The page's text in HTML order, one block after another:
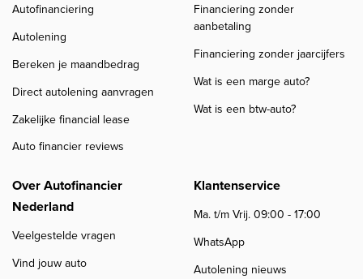
Autofinanciering
Autolening
Bereken je maandbedrag
Direct autolening aanvragen
Zakelijke financial lease
Auto financier reviews
Financiering zonder
aanbetaling
Financiering zonder jaarcijfers
Wat is een marge auto?
Wat is een btw-auto?
Over Autofinancier
Nederland
Veelgestelde vragen
Vind jouw auto
Klantenservice
Ma. t/m Vrij. 09:00 - 17:00
WhatsApp
Autolening nieuws